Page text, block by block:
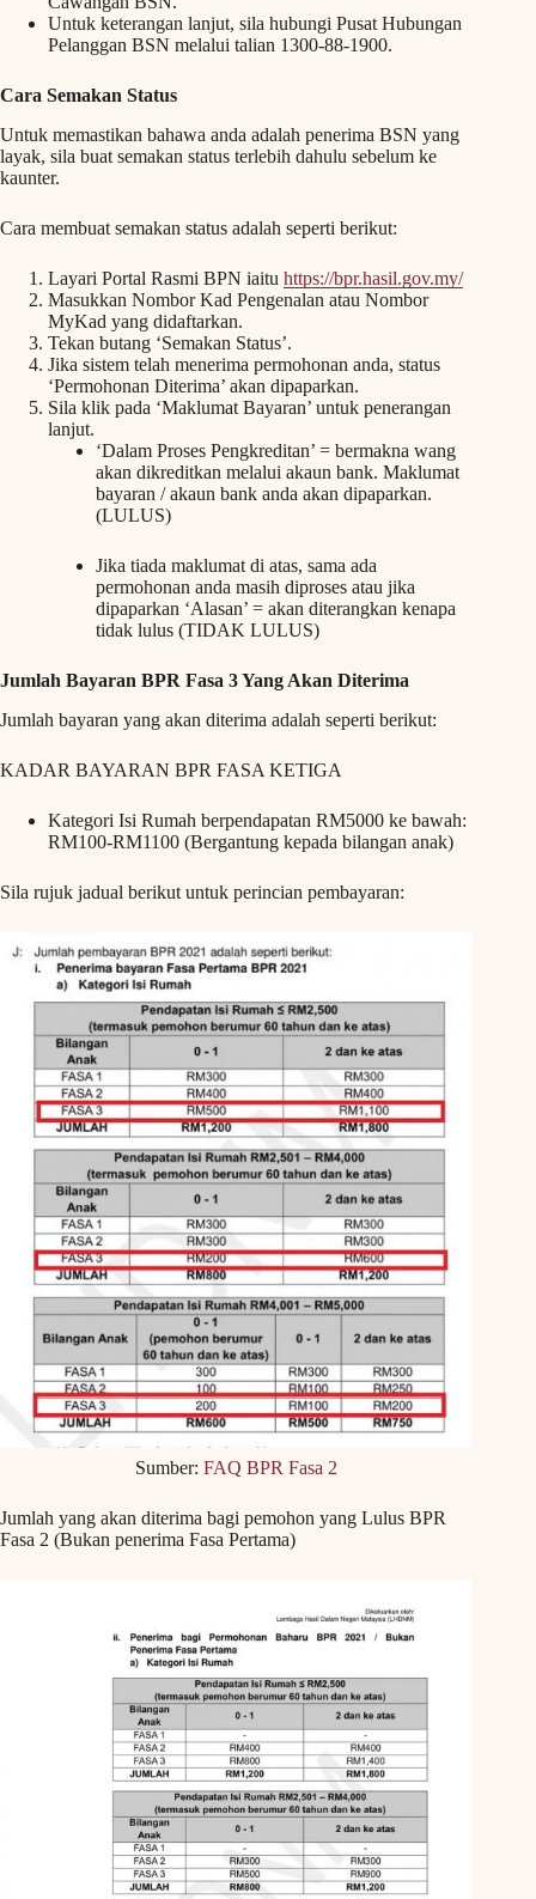
Untuk keterangan lanjut, sila hubungi Pusat Hubungan
Pelanggan BSN melalui talian 1300-88-1900.
Cara Semakan Status
Untuk memastikan bahawa anda adalah penerima BSN yang
layak, sila buat semakan status terlebih dahulu sebelum ke
kaunter.
Cara membuat semakan status adalah seperti berikut:
Layari Portal Rasmi BPN iaitu https://bpr.hasil.gov.my/
Masukkan Nombor Kad Pengenalan atau Nombor
MyKad yang didaftarkan.
Tekan butang ‘Semakan Status’.
Jika sistem telah menerima permohonan anda, status
‘Permohonan Diterima’ akan dipaparkan.
Sila klik pada ‘Maklumat Bayaran’ untuk penerangan
lanjut.
‘Dalam Proses Pengkreditan’ = bermakna wang
akan dikreditkan melalui akaun bank. Maklumat
bayaran / akaun bank anda akan dipaparkan.
(LULUS)
Jika tiada maklumat di atas, sama ada
permohonan anda masih diproses atau jika
dipaparkan ‘Alasan’ = akan diterangkan kenapa
tidak lulus (TIDAK LULUS)
Jumlah Bayaran BPR Fasa 3 Yang Akan Diterima
Jumlah bayaran yang akan diterima adalah seperti berikut:
KADAR BAYARAN BPR FASA KETIGA
Kategori Isi Rumah berpendapatan RM5000 ke bawah:
RM100-RM1100 (Bergantung kepada bilangan anak)
Sila rujuk jadual berikut untuk perincian pembayaran:
Sumber: FAQ BPR Fasa 2
Jumlah yang akan diterima bagi pemohon yang Lulus BPR
Fasa 2 (Bukan penerima Fasa Pertama)